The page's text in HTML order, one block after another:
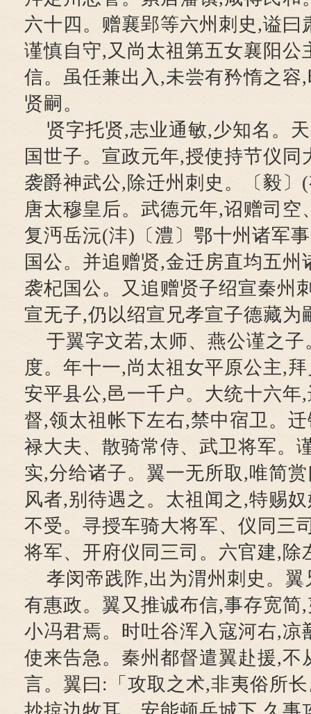
六十四。赠襄郢等六州刺史,谥曰
谨慎自守,又尚太祖第五女襄阳公
信。虽任兼出入,未尝有矜惰之容
贤嗣。
贤字托贤,志业通敏,少知名。
国世子。宣政元年,授使持节仪同
袭爵神武公,除迁州刺史。〔毅〕
唐太穆皇后。武德元年,诏赠司空
复沔岳沅(沣)〔澧〕鄂十州诸军
国公。并追赠贤,金迁房直均五州
袭杞国公。又追赠贤子绍宣秦州
宣无子,仍以绍宣兄孝宣子德藏为
于翼字文若,太师、燕公谨之
度。年十一,尚太祖女平原公主,
安平县公,邑一千户。大统十六年
督,领太祖帐下左右,禁中宿卫。
禄大夫、散骑常侍、武卫将军。
实,分给诸子。翼一无所取,唯简
风者,别待遇之。太祖闻之,特赐
不受。寻授车骑大将军、仪同三
将军、开府仪同三司。六官建,除
孝闵帝践阼,出为渭州刺史。
有惠政。翼又推诚布信,事存宽简
小冯君焉。时吐谷浑入寇河右,凉
使来告急。秦州都督遣翼赴援,不
言。翼曰:「攻取之术,非夷俗所